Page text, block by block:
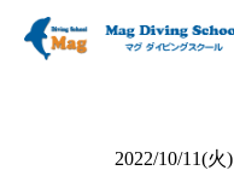
2022/10/11(